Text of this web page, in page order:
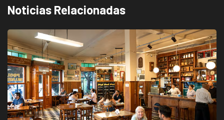
Noticias Relacionadas